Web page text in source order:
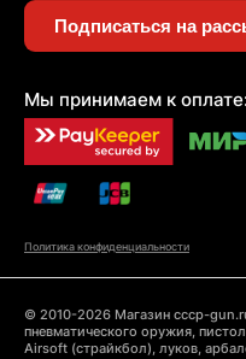
Подписаться на
Мы принимаем к оплате:
Политика конфиденциальности
© 2010-2026 Магазин cccp-
пневматического оружия,
Airsoft (страйкбол), луков,